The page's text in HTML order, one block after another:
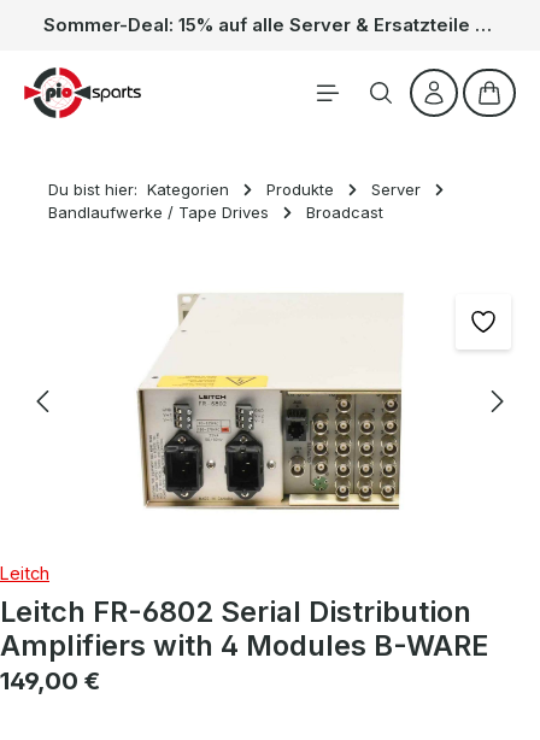
Zum Hauptinhalt springen Sommer-Deal: 15% auf alle Server & Ersatzteile – Kein Code nötig, der Rabatt wird automatisch im Warenkorb abgezogen. Gültig vom 01.06. bis 31.08.
Du bist hier: Kategorien Produkte
Server
Bandlaufwerke / Tape Drives
Broadcast
Leitch
Leitch FR-6802 Serial Distribution
Amplifiers with 4 Modules B-WARE
Regulärer Preis:
149,00 €